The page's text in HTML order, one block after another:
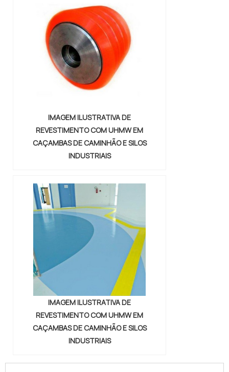
questão é juntas metálicas de
vedação, com a melhor mão de obra
da Vital Indústria de Auto Peças, o
cliente receberá ótima qualidade
com responsabilidade ambient...
IMAGEM ILUSTRATIVA DE
REVESTIMENTO COM UHMW EM
CAÇAMBAS DE CAMINHÃO E SILOS
INDUSTRIAIS
IMAGEM ILUSTRATIVA DE
REVESTIMENTO COM UHMW EM
CAÇAMBAS DE CAMINHÃO E SILOS
INDUSTRIAIS